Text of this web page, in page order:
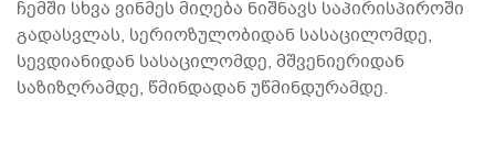
ჩემში სხვა ვინმეს მიღება ნიშნავს საპირისპიროში
გადასვლას, სერიოზულობიდან სასაცილომდე,
სევდიანიდან სასაცილომდე, მშვენიერიდან
საზიზღრამდე, წმინდადან უწმინდურამდე.